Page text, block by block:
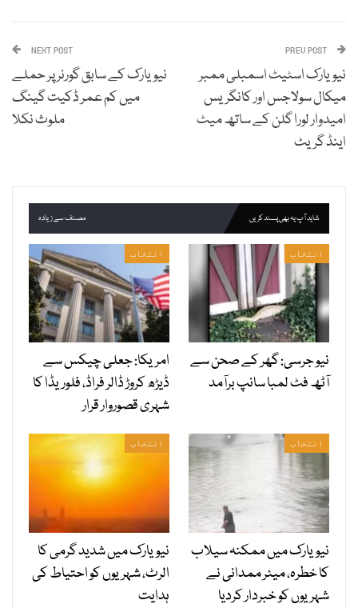
نیویارک اسٹیٹ اسمبلی ممبر
میکال سولاجس اور کانگریس
امیدوار لورا گلن کے ساتھ میٹ
اینڈ گریٹ
NEXT POST
نیویارک کے سابق گورنر پر حملے
میں کم عمر ڈکیت گینگ
ملوث نکلا
شاید آپ یہ بھی پسند کریں مصنف سے زیادہ
انتخاب
نیو جرسی: گھر کے صحن سے
آٹھ فٹ لمبا سانپ برآمد
انتخاب
امریکا: جعلی چیکس سے
ڈیڑھ کروڑ ڈالر فراڈ، فلوریڈا کا
شہری قصوروار قرار
انتخاب
نیویارک میں ممکنہ سیلاب
کا خطرہ، میئر ممدانی نے
شہریوں کو خبردار کردیا
انتخاب
نیویارک میں شدید گرمی کا
الرٹ، شہریوں کو احتیاط کی
ہدایت